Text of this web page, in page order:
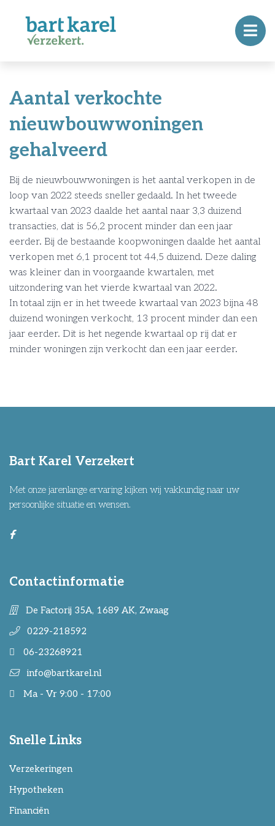
Aantal verkochte
nieuwbouwwoningen
gehalveerd
Bij de nieuwbouwwoningen is het aantal verkopen in de
loop van 2022 steeds sneller gedaald. In het tweede
kwartaal van 2023 daalde het aantal naar 3,3 duizend
transacties, dat is 56,2 procent minder dan een jaar
eerder. Bij de bestaande koopwoningen daalde het aantal
verkopen met 6,1 procent tot 44,5 duizend. Deze daling
was kleiner dan in voorgaande kwartalen, met
uitzondering van het vierde kwartaal van 2022.
In totaal zijn er in het tweede kwartaal van 2023 bijna 48
duizend woningen verkocht, 13 procent minder dan een
jaar eerder. Dit is het negende kwartaal op rij dat er
minder woningen zijn verkocht dan een jaar eerder.
Bart Karel Verzekert
Met onze jarenlange ervaring kijken wij vakkundig naar uw
persoonlijke situatie en wensen.
Contactinformatie
De Factorij 35A, 1689 AK, Zwaag
0229-218592
06-23268921
info@bartkarel.nl
Ma - Vr 9:00 - 17:00
Snelle Links
Verzekeringen
Hypotheken
Financiën